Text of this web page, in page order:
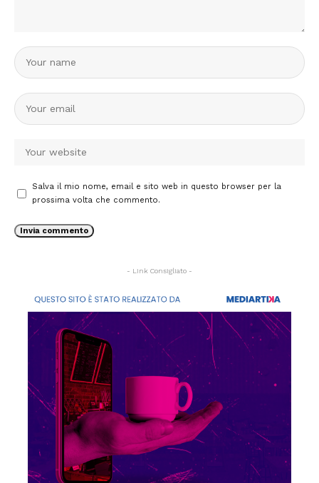
Salva il mio nome, email e sito web in questo browser per la
prossima volta che commento.
- Link Consigliato -